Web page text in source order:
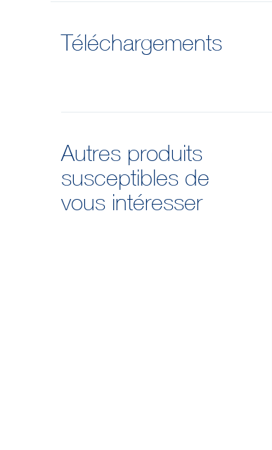
Téléchargements
Autres produits
susceptibles de
vous intéresser